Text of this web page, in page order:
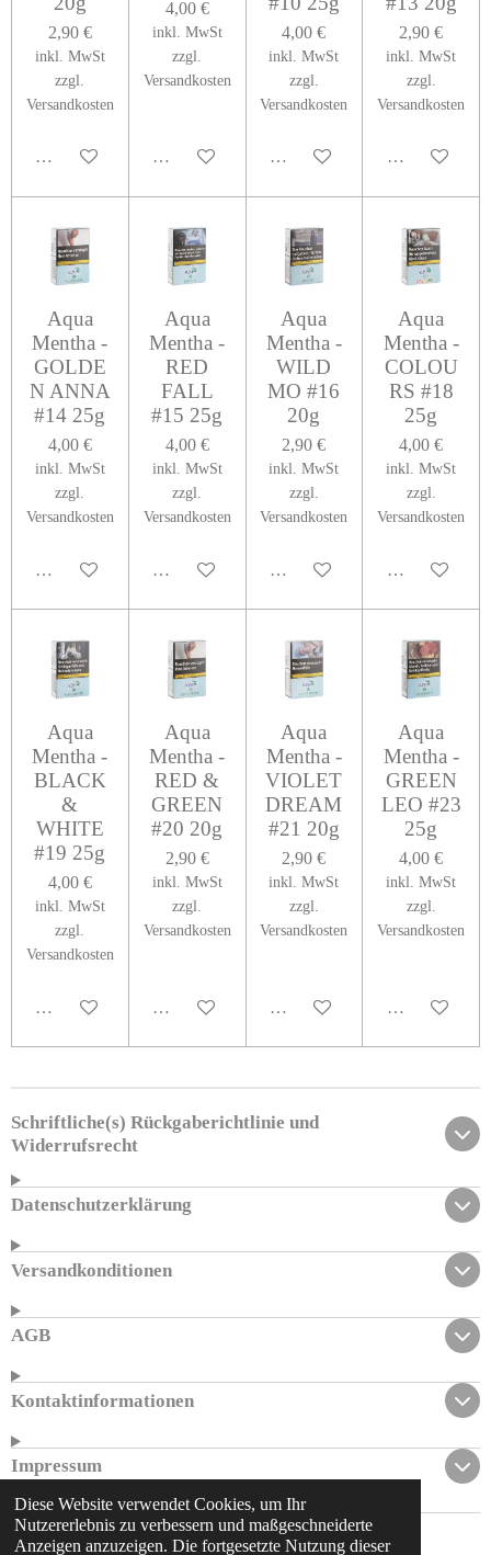
Diese Website verwendet Cookies, um Ihr
Nutzererlebnis zu verbessern und maßgeschneiderte
Anzeigen anzuzeigen. Die fortgesetzte Nutzung dieser
2,90 €
inkl. MwSt
zzgl.
Versandkosten
In den Warenkorb
4,00 €
inkl. MwSt
zzgl.
Versandkosten
In den Warenkorb
4,00 €
inkl. MwSt
zzgl.
Versandkosten
In den Warenkorb
2,90 €
inkl. MwSt
zzgl.
Versandkosten
In den
Aqua
Mentha -
GOLDE
N ANNA
#14 25g
4,00 €
inkl. MwSt
zzgl.
Versandkosten
In den Warenkorb
Aqua
Mentha -
RED
FALL
#15 25g
4,00 €
inkl. MwSt
zzgl.
Versandkosten
In den Warenkorb
Aqua
Mentha -
WILD
MO #16
20g
2,90 €
inkl. MwSt
zzgl.
Versandkosten
In den Warenkorb
Aqua
Mentha -
COLOU
RS #18
25g
4,00 €
inkl. MwSt
zzgl.
Versandkosten
In den
Aqua
Mentha -
BLACK
&
WHITE
#19 25g
4,00 €
inkl. MwSt
zzgl.
Versandkosten
In den Warenkorb
Aqua
Mentha -
RED &
GREEN
#20 20g
2,90 €
inkl. MwSt
zzgl.
Versandkosten
In den Warenkorb
Aqua
Mentha -
VIOLET
DREAM
#21 20g
2,90 €
inkl. MwSt
zzgl.
Versandkosten
In den Warenkorb
Aqua
Mentha -
GREEN
LEO #23
25g
4,00 €
inkl. MwSt
zzgl.
Versandkosten
In den
Schriftliche(s) Rückgaberichtlinie und
Widerrufsrecht
Datenschutzerklärung
Versandkonditionen
AGB
Kontaktinformationen
Impressum
© 2023 - 2026 al-hayba.de